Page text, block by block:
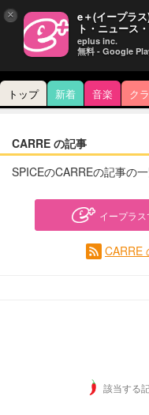
トップ 新着 音楽 ク
CARRE の記事
SPICEのCARREの記事の
イープラ
CARRE
該当する
× e＋(イープラ
ト・ニュース
eplus inc.
無料 - Google